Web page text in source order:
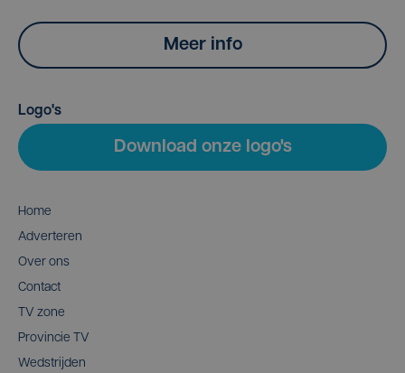
Meer info
Logo's
Download onze logo's
Home
Adverteren
Over ons
Contact
TV zone
Provincie TV
Wedstrijden